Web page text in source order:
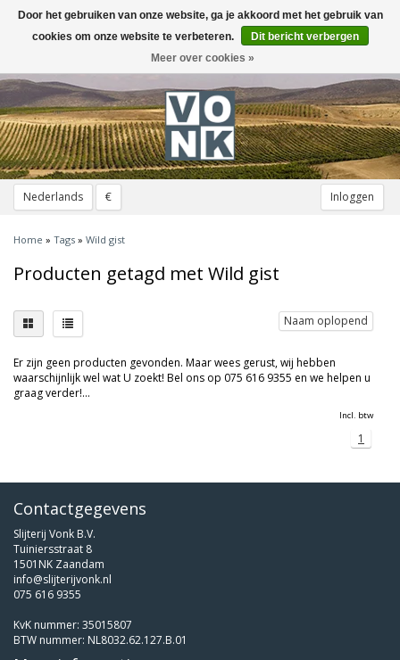
Nederlands € Inloggen
Toggle
navigation
Home » Tags » Wild gist
Producten getagd met Wild gist
Naam oplopend
Er zijn geen producten gevonden. Maar wees gerust, wij hebben
waarschijnlijk wel wat U zoekt! Bel ons op 075 616 9355 en we helpen u
graag verder!...
Incl. btw
1
Contactgegevens
Slijterij Vonk B.V.
Tuiniersstraat 8
1501NK Zaandam
info@slijterijvonk.nl
075 616 9355
KvK nummer: 35015807
BTW nummer: NL8032.62.127.B.01
Door het gebruiken van onze website, ga je akkoord met het gebruik van
cookies om onze website te verbeteren.
Dit bericht verbergen
Meer over cookies »